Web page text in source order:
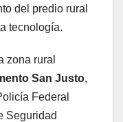
del predio rural
tecnología.
zona rural
San Justo,
Federal
Seguridad